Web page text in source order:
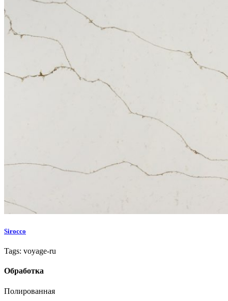
Sirocco
Tags: voyage-ru
Обработка
Полированная